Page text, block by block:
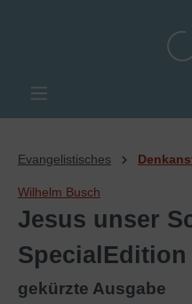
Evangelistisches
Wilhelm Busch
Jesus unser
SpecialEdition
gekürzte Ausgabe